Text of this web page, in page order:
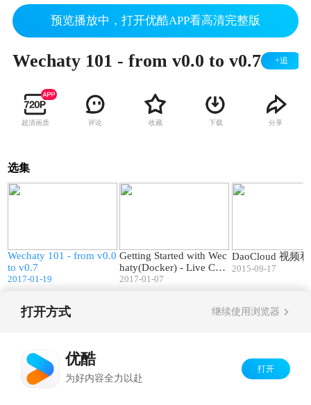
预览播放中，打开优酷APP看高清完整版
Wechaty 101 - from v0.0 to v0.7 +追
超清画质 评论 收藏 下载 分享
选集
Wechaty 101 - from v0.0
to v0.7
2017-01-19
Getting Started with Wec
haty(Docker) - Live Cod
ing Tutorial
2017-01-07
DaoCloud 视频
2015-09-17
打开方式 继续使用浏览器
优酷
为好内容全力以赴
打开